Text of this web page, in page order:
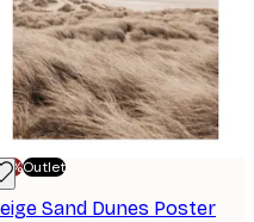
Outlet
Sand Dunes Poster